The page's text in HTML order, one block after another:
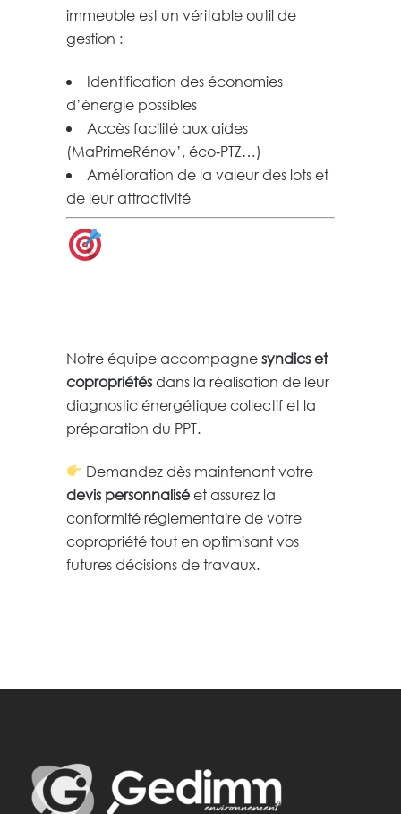
immeuble est un véritable outil de
gestion :
Identification des économies
d’énergie possibles
Accès facilité aux aides
(MaPrimeRénov’, éco‑PTZ…)
Amélioration de la valeur des lots et
de leur attractivité
Notre équipe accompagnesyndics et
copropriétésdans la réalisation de leur
diagnostic énergétique collectif et la
préparation du PPT.
Demandez dès maintenant votre
devis personnaliséet assurez la
conformité réglementaire de votre
copropriété tout en optimisant vos
futures décisions de travaux.